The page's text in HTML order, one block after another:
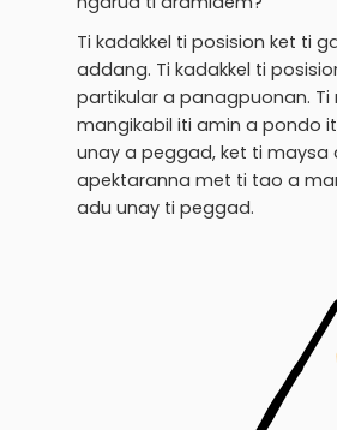
Ti kadakkel ti posision ket ti
addang. Ti kadakkel ti
partikular a panagpuonan.
mangikabil iti amin a pondo
unay a peggad, ket ti
apektaranna met ti tao a
adu unay ti peggad.